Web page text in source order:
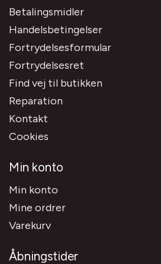
Betalingsmidler
Handelsbetingelser
Fortrydelsesformular
Fortrydelsesret
Find vej til butikken
Reparation
Kontakt
Cookies
Min konto
Min konto
Mine ordrer
Varekurv
Åbningstider